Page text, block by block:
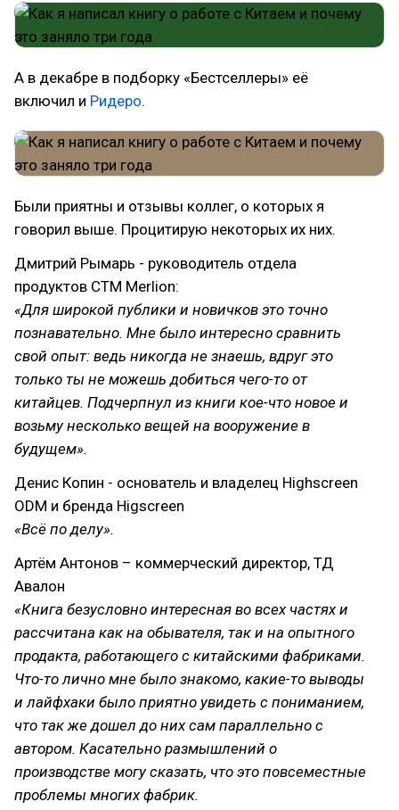
А в декабре в подборку «Бестселлеры» её
включил и Ридеро.
Были приятны и отзывы коллег, о которых я
говорил выше. Процитирую некоторых их них.
Дмитрий Рымарь - руководитель отдела
продуктов СТМ Merlion:
«Для широкой публики и новичков это точно
познавательно. Мне было интересно сравнить
свой опыт: ведь никогда не знаешь, вдруг это
только ты не можешь добиться чего-то от
китайцев. Подчерпнул из книги кое-что новое и
возьму несколько вещей на вооружение в
будущем».
Денис Копин - основатель и владелец Highscreen
ODM и бренда Higscreen
«Всё по делу».
Артём Антонов – коммерческий директор, ТД
Авалон
«Книга безусловно интересная во всех частях и
рассчитана как на обывателя, так и на опытного
продакта, работающего с китайскими фабриками.
Что-то лично мне было знакомо, какие-то выводы
и лайфхаки было приятно увидеть с пониманием,
что так же дошел до них сам параллельно с
автором. Касательно размышлений о
производстве могу сказать, что это повсеместные
проблемы многих фабрик.